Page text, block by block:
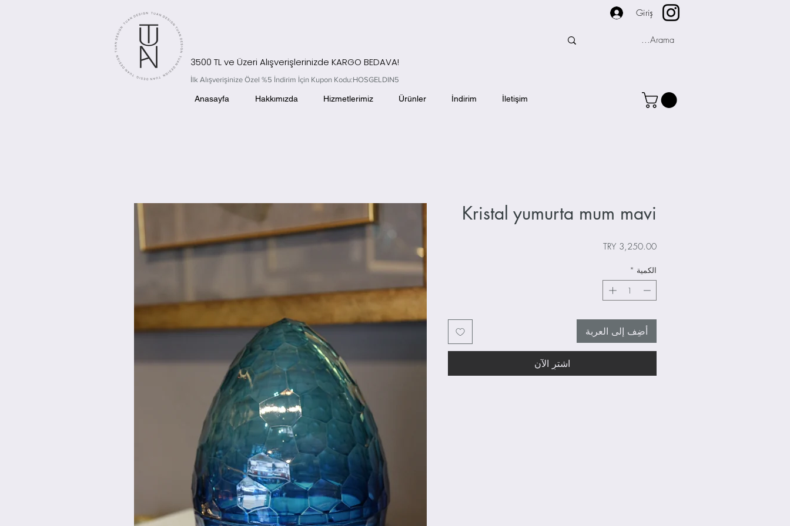
3500 TL ve Üzeri Alışverişlerinizde KARGO BEDAVA!
Giriş
Anasayfa Hakkımızda Hizmetlerimiz Ürünler İndirim İletişim
İlk Alışverişinize Özel %5 İndirim İçin Kupon Kodu:HOSGELDIN5
Kristal yumurta mum mavi
السعر
الكمية *
أضِف إلى العربة
اشترِ الآن